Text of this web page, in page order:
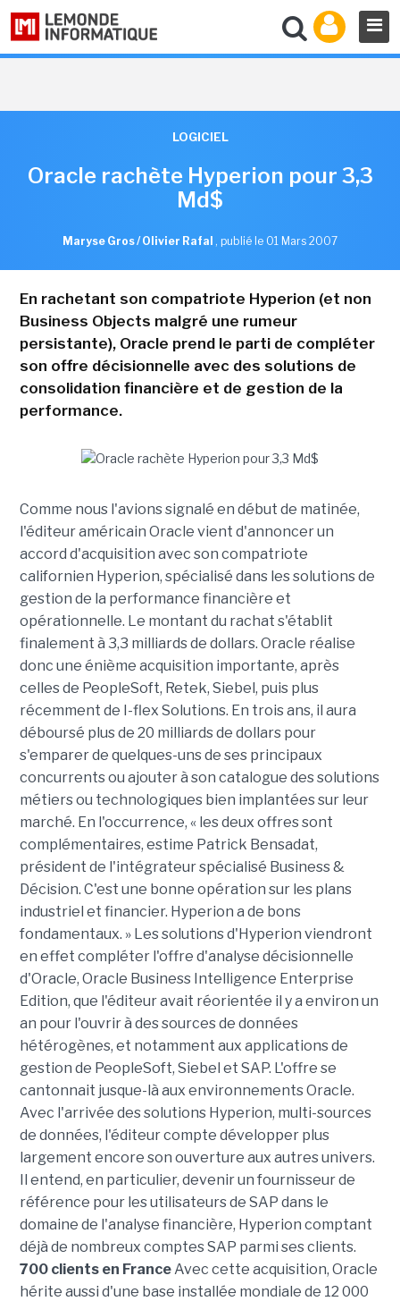
LOGICIEL
Oracle rachète Hyperion pour 3,3
Md$
Maryse Gros / Olivier Rafal , publié le 01 Mars 2007
En rachetant son compatriote Hyperion (et non
Business Objects malgré une rumeur
persistante), Oracle prend le parti de compléter
son offre décisionnelle avec des solutions de
consolidation financière et de gestion de la
performance.
Comme nous l'avions signalé en début de matinée,
l'éditeur américain Oracle vient d'annoncer un
accord d'acquisition avec son compatriote
californien Hyperion, spécialisé dans les solutions de
gestion de la performance financière et
opérationnelle. Le montant du rachat s'établit
finalement à 3,3 milliards de dollars. Oracle réalise
donc une énième acquisition importante, après
celles de PeopleSoft, Retek, Siebel, puis plus
récemment de I-flex Solutions. En trois ans, il aura
déboursé plus de 20 milliards de dollars pour
s'emparer de quelques-uns de ses principaux
concurrents ou ajouter à son catalogue des solutions
métiers ou technologiques bien implantées sur leur
marché. En l'occurrence, « les deux offres sont
complémentaires, estime Patrick Bensadat,
président de l'intégrateur spécialisé Business &
Décision. C'est une bonne opération sur les plans
industriel et financier. Hyperion a de bons
fondamentaux. » Les solutions d'Hyperion viendront
en effet compléter l'offre d'analyse décisionnelle
d'Oracle, Oracle Business Intelligence Enterprise
Edition, que l'éditeur avait réorientée il y a environ un
an pour l'ouvrir à des sources de données
hétérogènes, et notamment aux applications de
gestion de PeopleSoft, Siebel et SAP. L'offre se
cantonnait jusque-là aux environnements Oracle.
Avec l'arrivée des solutions Hyperion, multi-sources
de données, l'éditeur compte développer plus
largement encore son ouverture aux autres univers.
Il entend, en particulier, devenir un fournisseur de
référence pour les utilisateurs de SAP dans le
domaine de l'analyse financière, Hyperion comptant
déjà de nombreux comptes SAP parmi ses clients.
700 clients en FranceAvec cette acquisition, Oracle
hérite aussi d'une base installée mondiale de 12 000